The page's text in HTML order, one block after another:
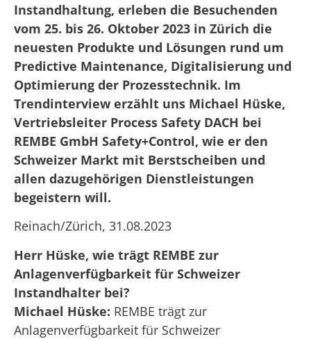
Instandhaltung, erleben die Besuchenden
vom 25. bis 26. Oktober 2023 in Zürich die
neuesten Produkte und Lösungen rund um
Predictive Maintenance, Digitalisierung und
Optimierung der Prozesstechnik. Im
Trendinterview erzählt uns Michael Hüske,
Vertriebsleiter Process Safety DACH bei
REMBE GmbH Safety+Control, wie er den
Schweizer Markt mit Berstscheiben und
allen dazugehörigen Dienstleistungen
begeistern will.
Reinach/Zürich, 31.08.2023
Herr Hüske, wie trägt REMBE zur
Anlagenverfügbarkeit für Schweizer
Instandhalter bei?
Michael Hüske: REMBE trägt zur
Anlagenverfügbarkeit für Schweizer